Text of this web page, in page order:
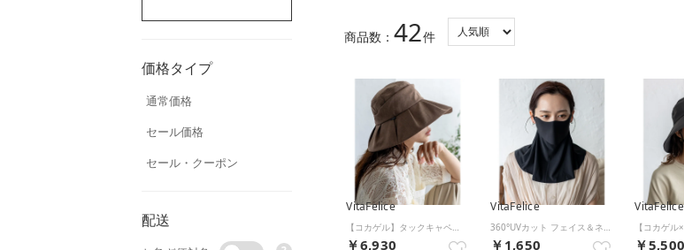
価格タイプ
通常価格
セール価格
セール・クーポン
配送
商品数： 42件
VitaFelice
￥6,930
VitaFelice
￥1,650
VitaFelice
￥5,500